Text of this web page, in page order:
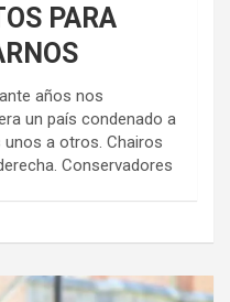
PARA
años nos
un país condenado a
unos a otros. Chairos
Conservadores